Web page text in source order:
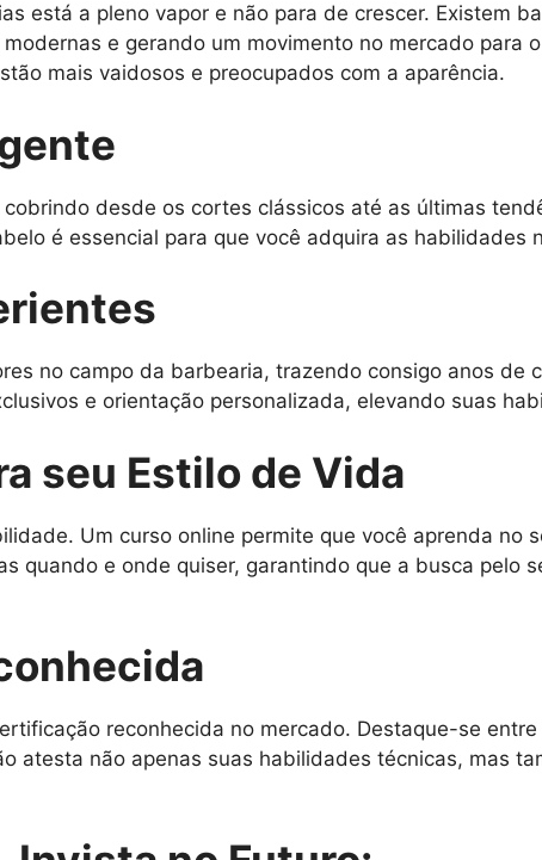
está a pleno vapor e não para de crescer. Existem
e gerando um movimento no mercado para
mais vaidosos e preocupados com a aparência.
desde os cortes clássicos até as últimas
é essencial para que você adquira as habilidades
no campo da barbearia, trazendo consigo anos de
e orientação personalizada, elevando suas
seu Estilo de Vida
Um curso online permite que você aprenda no
quando e onde quiser, garantindo que a busca pelo
reconhecida no mercado. Destaque-se
atesta não apenas suas habilidades técnicas, mas